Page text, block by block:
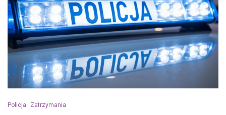
Policja Zatrzymania